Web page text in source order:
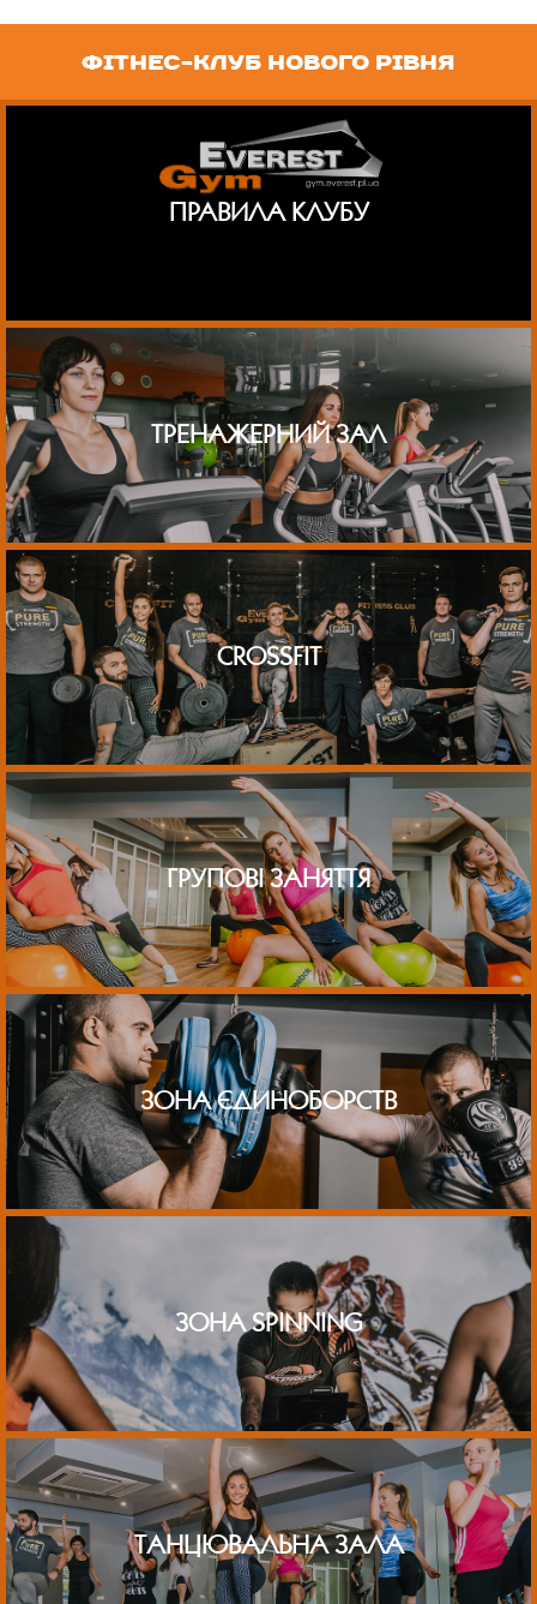
ФІТНЕС-КЛУБ НОВОГО РІВНЯ
ПРАВИЛА КЛУБУ
ТРЕНАЖЕРНИЙ ЗАЛ
CROSSFIT
ГРУПОВІ ЗАНЯТТЯ
ЗОНА ЄДИНОБОРСТВ
ЗОНА SPINNING
ТАНЦЮВАЛЬНА ЗАЛА